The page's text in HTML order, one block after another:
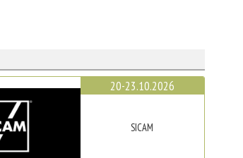
20-23.10.2026
SICAM